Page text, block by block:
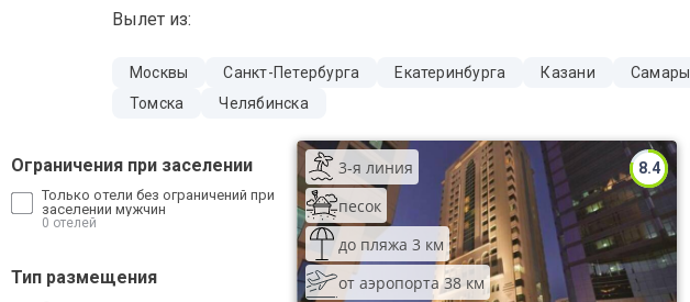
Вылет из:
Москвы Санкт-Петербурга Екатеринбурга Казани Самары
Томска
Челябинска
Ограничения при заселении
Только отели без ограничений при
заселении мужчин
0 отелей
Тип размещения
8.4
3-я линия
песок
до пляжа 3 км
от аэропорта 38 км
Большой Сочи
Экскурсионные туры
ТОП 10 лучших отелей 5*
5*